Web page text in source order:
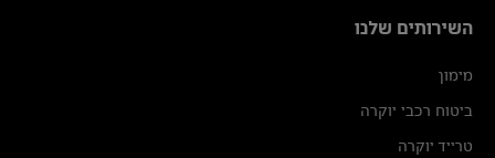
השירותים שלנו
מימון
ביטוח רכבי יוקרה
טרייד יוקרה